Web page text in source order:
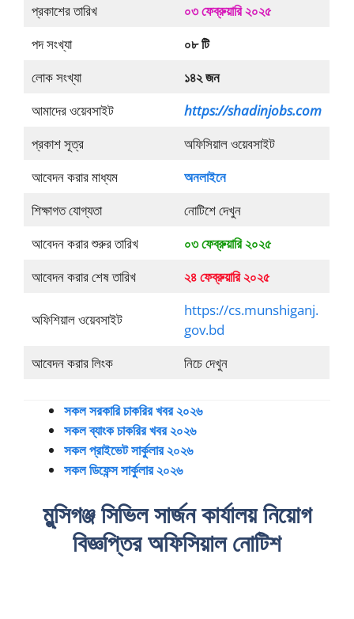
প্রকাশের তারিখ
০৩ ফেব্রুয়ারি ২০২৫
পদ সংখ্যা
০৮ টি
লোক সংখ্যা
১৪২ জন
আমাদের ওয়েবসাইট
https://shadinjobs.com
প্রকাশ সূত্র
অফিসিয়াল ওয়েবসাইট
আবেদন করার মাধ্যম
অনলাইনে
শিক্ষাগত যোগ্যতা
নোটিশে দেখুন
আবেদন করার শুরুর তারিখ
০৩ ফেব্রুয়ারি ২০২৫
আবেদন করার শেষ তারিখ
২৪ ফেব্রুয়ারি ২০২৫
অফিশিয়াল ওয়েবসাইট
https://cs.munshiganj.
gov.bd
আবেদন করার লিংক
নিচে দেখুন
সকল সরকারি চাকরির খবর ২০২৬
সকল ব্যাংক চাকরির খবর ২০২৬
সকল প্রাইভেট সার্কুলার ২০২৬
সকল ডিফেন্স সার্কুলার ২০২৬
মুন্সিগঞ্জ সিভিল সার্জন কার্যালয় নিয়োগ
বিজ্ঞপ্তির অফিসিয়াল নোটিশ